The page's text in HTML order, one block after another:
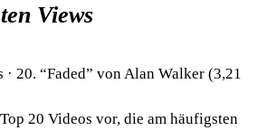
Views
20. “Faded” von Alan Walker (3,21
20 Videos vor, die am häufigsten